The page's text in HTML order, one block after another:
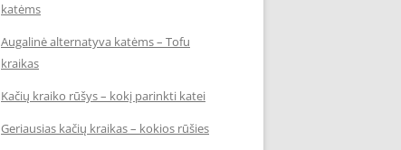
katėms
Augalinė alternatyva katėms – Tofu
kraikas
Kačių kraiko rūšys – kokį parinkti katei
Geriausias kačių kraikas – kokios rūšies